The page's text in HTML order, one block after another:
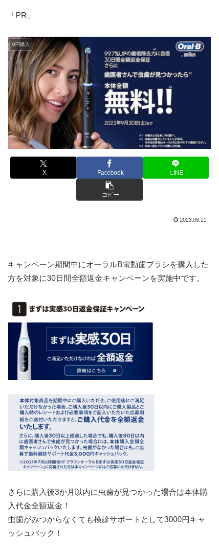
「PR」
0円購入
X Facebook LINE
コピー
2023.08.11
キャンペーン期間中にオーラルB電動歯ブラシを購入した
方を対象に30日間全額返金キャンペーンを実施中です。
さらに購入後3か月以内に虫歯が見つかった場合は本体購
入代金全額返金！
虫歯がみつからなくても検診サポートとして3000円キャ
ッシュバック！